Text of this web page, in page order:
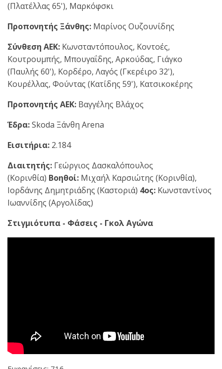
(Πλατέλλας 65'), Μαρκόφσκι
Προπονητής Ξάνθης: Μαρίνος Ουζουνίδης
Σύνθεση ΑΕΚ: Κωνσταντόπουλος, Κοντοές,
Κουτρουμπής, Μπουγαΐδης, Αρκούδας, Γιάγκο
(Παυλής 60'), Κορδέρο, Λαγός (Γκερέιρο 32'),
Κουρέλλας, Φούντας (Κατίδης 59'), Κατσικοκέρης
Προπονητής ΑΕΚ: Βαγγέλης Βλάχος
Έδρα:Skoda Ξάνθη Arena
Εισιτήρια: 2.184
Διαιτητής: Γεώργιος Δασκαλόπουλος
(Κορινθία) Βοηθοί: Μιχαήλ Καρσιώτης (Κορινθία),
Ιορδάνης Δημητριάδης (Καστοριά) 4ος: Κωνσταντίνος
Ιωαννίδης (Αργολίδας)
Στιγμιότυπα - Φάσεις - Γκολ Αγώνα